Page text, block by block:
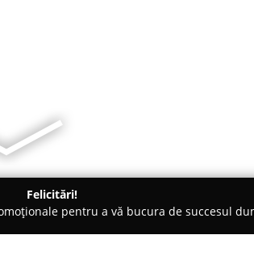
Felicitări!
pentru a vă bucura de succesul